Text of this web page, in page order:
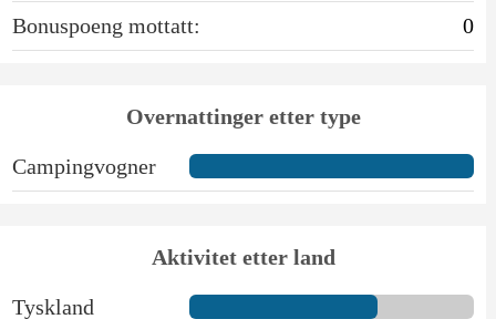
Bonuspoeng mottatt:
0
Overnattinger etter type
Campingvogner
Aktivitet etter land
Tyskland